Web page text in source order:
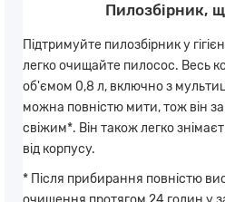
Пилозбірник,
Підтримуйте пилозбірник у
легко очищайте пилосос. Весь
об'ємом 0,8 л, включно з
можна повністю мити, тож він
свіжим*. Він також легко
від корпусу.
* Після прибирання повністю